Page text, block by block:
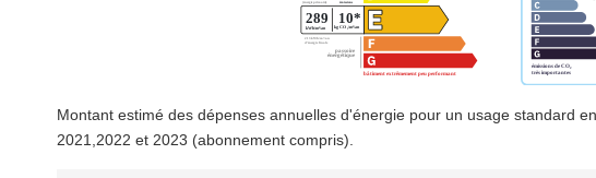
Montant estimé des dépenses annuelles d'énergie pour un usage standard
2021,2022 et 2023 (abonnement compris).